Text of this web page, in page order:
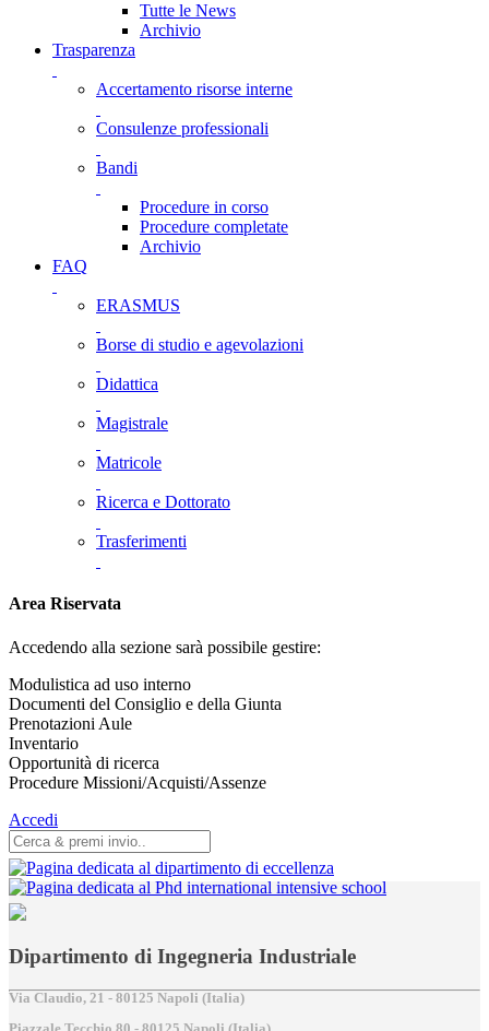
Tutte le News
Archivio
Trasparenza
Accertamento risorse interne
Consulenze professionali
Bandi
Procedure in corso
Procedure completate
Archivio
FAQ
ERASMUS
Borse di studio e agevolazioni
Didattica
Magistrale
Matricole
Ricerca e Dottorato
Trasferimenti
Area Riservata
Accedendo alla sezione sarà possibile gestire:
Modulistica ad uso interno
Documenti del Consiglio e della Giunta
Prenotazioni Aule
Inventario
Opportunità di ricerca
Procedure Missioni/Acquisti/Assenze
Accedi
Dipartimento di Ingegneria Industriale
Via Claudio, 21 - 80125 Napoli (Italia)